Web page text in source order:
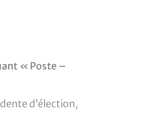
« Poste –
d’élection,